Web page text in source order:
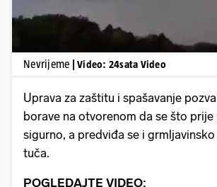
Nevrijeme | Video: 24sata Video
Uprava za zaštitu i spašavanje
borave na otvorenom da se što prije
sigurno, a predviđa se i
tuča.
POGLEDAJTE VIDEO: